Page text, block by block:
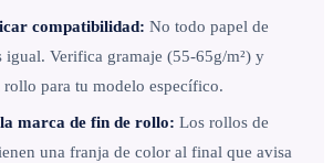
compatibilidad: No todo papel de
igual. Verifica gramaje (55-65g/m²) y
para tu modelo específico.
marca de fin de rollo: Los rollos de
una franja de color al final que avisa